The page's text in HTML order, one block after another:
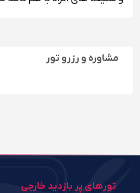
مشاوره و رزرو تور
تورهای پر بازدید خارجی